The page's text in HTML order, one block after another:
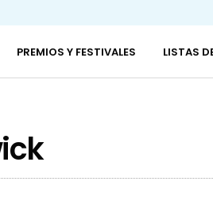
PREMIOS Y FESTIVALES LISTAS